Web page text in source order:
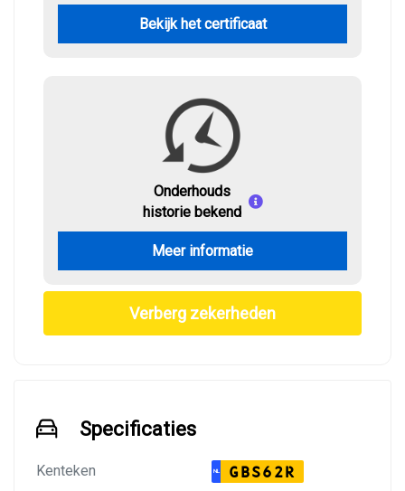
Bekijk het certificaat
Onderhouds
historie bekend
Meer informatie
Verberg zekerheden
Specificaties
Kenteken NL GBS62R